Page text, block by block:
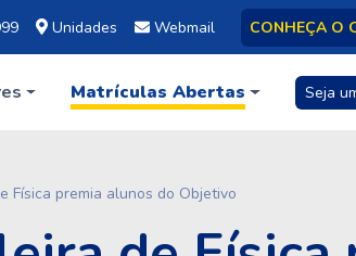
Unidades Webmail CONHEÇA O
Matrículas Abertas Seja
Física premia alunos do Objetivo